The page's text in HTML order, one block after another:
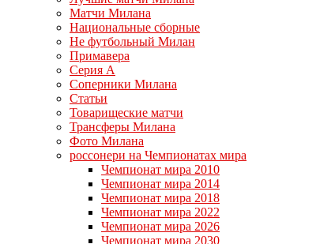
Матчи Милана
Национальные сборные
Не футбольный Милан
Примавера
Серия А
Соперники Милана
Статьи
Товарищеские матчи
Трансферы Милана
Фото Милана
россонери на Чемпионатах мира
Чемпионат мира 2010
Чемпионат мира 2014
Чемпионат мира 2018
Чемпионат мира 2022
Чемпионат мира 2026
Чемпионат мира 2030